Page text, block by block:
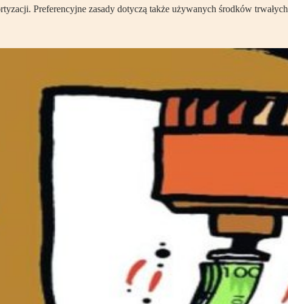
Preferencyjne zasady dotyczą także używanych środków trwałych